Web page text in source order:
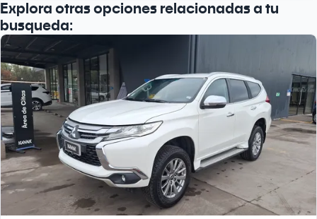
Explora otras opciones relacionadas a tu
busqueda: